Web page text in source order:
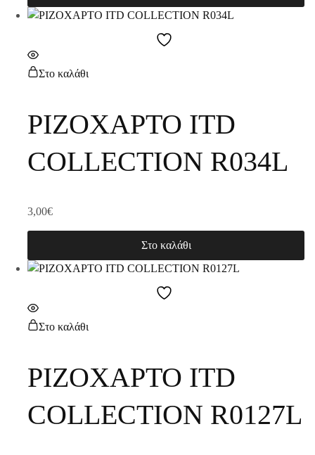
Στο καλάθι
ΡΙΖΟΧΑΡΤΟ ITD
COLLECTION R034L
3,00€
Στο καλάθι
Στο καλάθι
ΡΙΖΟΧΑΡΤΟ ITD
COLLECTION R0127L